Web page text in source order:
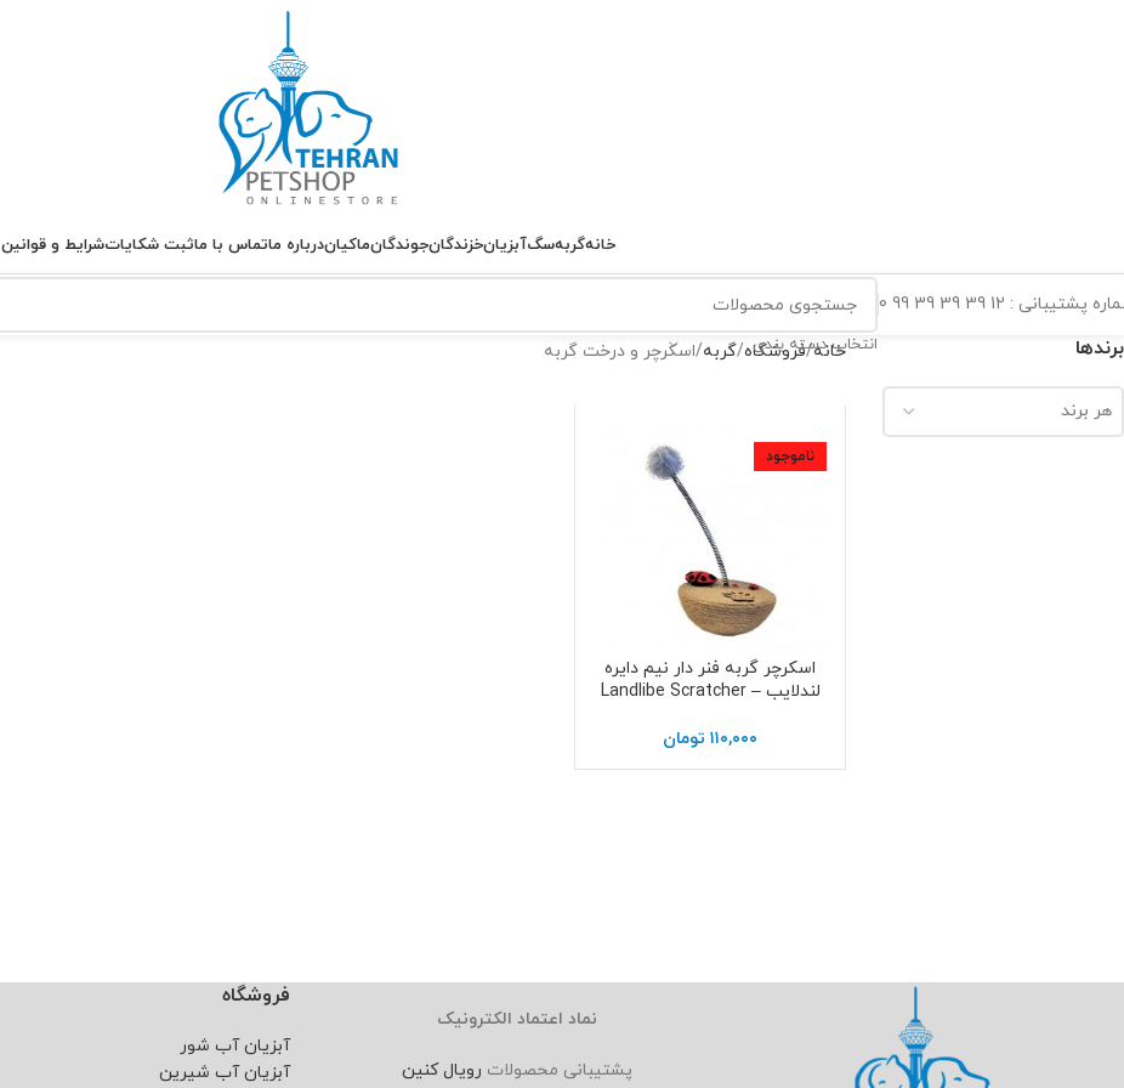
خانهگربهسگآبزیانخزندگانجوندگانماکیاندرباره ماتماس با ماثبت شکایاتشرایط و قوانین
پشتیبانی : 12 39 39 39 99 0
انتخاب دسته بندی برندها
هر برند
خانه فروشگاه گربه اسکرچر و درخت گربه
ناموجود
اطلاعات بیشتر
اسکرچر گربه فنر دار نیم دایره
لندلایب – Landlibe Scratcher
۱۱۰,۰۰۰ تومان
نماد اعتماد الکترونیک
پشتیبانی محصولات رویال کنین
فروشگاه
آبزیان آب شور
آبزیان آب شیرین